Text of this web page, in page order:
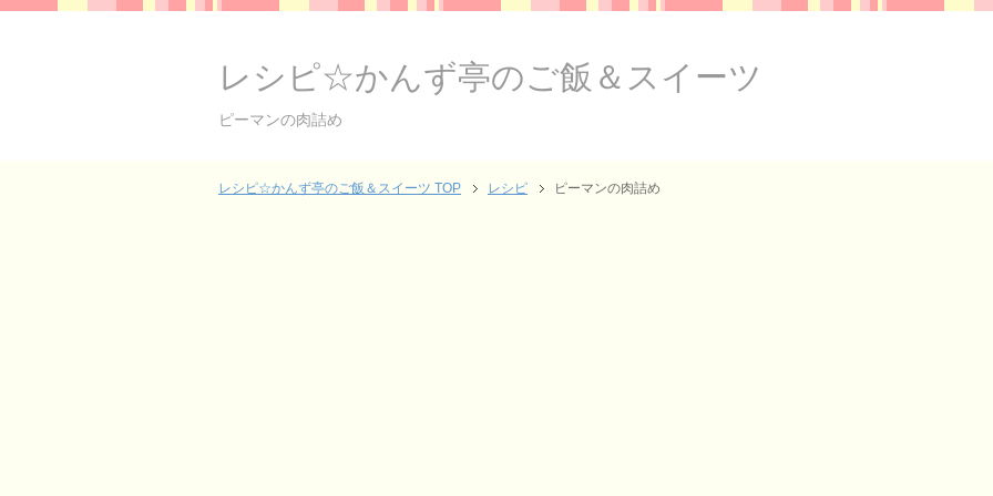
レシピ☆かんず亭のご飯＆スイーツ
ピーマンの肉詰め
レシピ☆かんず亭のご飯＆スイーツ TOP レシピ ピーマンの肉詰め